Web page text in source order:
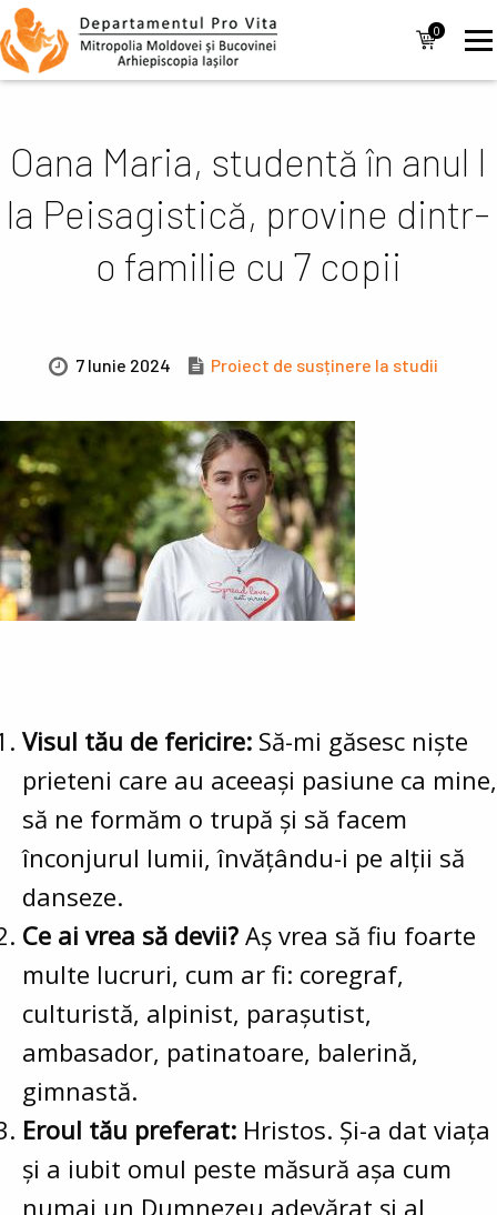
Mergi la conţinutul principal
0
items
Navigare
principală
Oana Maria, studentă în anul I
la Peisagistică, provine dintr-
o familie cu 7 copii
7 Iunie 2024 Proiect de susținere la studii
Visul tău de fericire: Să-mi găsesc niște
prieteni care au aceeași pasiune ca mine,
să ne formăm o trupă și să facem
înconjurul lumii, învățându-i pe alții să
danseze.
Ce ai vrea să devii? Aș vrea să fiu foarte
multe lucruri, cum ar fi: coregraf,
culturistă, alpinist, parașutist,
ambasador, patinatoare, balerină,
gimnastă.
Eroul tău preferat: Hristos. Și-a dat viața
și a iubit omul peste măsură așa cum
numai un Dumnezeu adevărat și al